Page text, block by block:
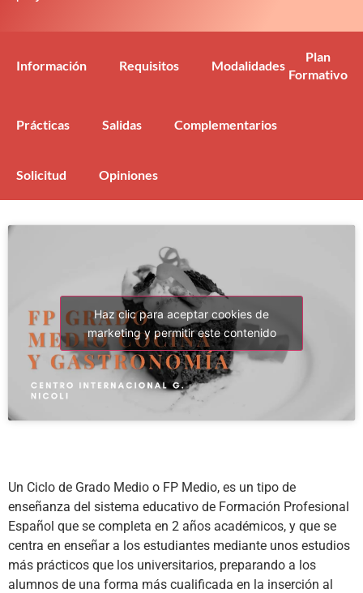
Información Requisitos Modalidades
Plan
Formativo
Prácticas Salidas Complementarios
Solicitud Opiniones
Haz clic para aceptar cookies de
marketing y permitir este contenido
Un Ciclo de Grado Medio o FP Medio, es un tipo de
enseñanza del sistema educativo de Formación Profesional
Español que se completa en 2 años académicos, y que se
centra en enseñar a los estudiantes mediante unos estudios
más prácticos que los universitarios, preparando a los
alumnos de una forma más cualificada en la inserción al